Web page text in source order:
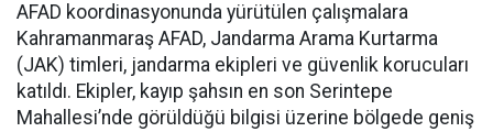
AFAD koordinasyonunda yürütülen çalışmalara
Kahramanmaraş AFAD, Jandarma Arama Kurtarma
(JAK) timleri, jandarma ekipleri ve güvenlik korucuları
katıldı. Ekipler, kayıp şahsın en son Serintepe
Mahallesi’nde görüldüğü bilgisi üzerine bölgede geniş